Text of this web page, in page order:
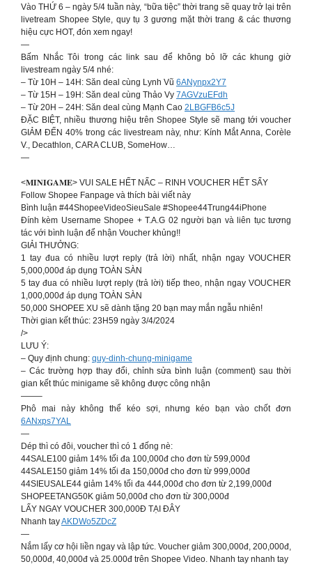
Vào THỨ 6 – ngày 5/4 tuần này, “bữa tiệc” thời trang sẽ quay trở lại trên
livetream Shopee Style, quy tụ 3 gương mặt thời trang & các thương
hiệu cực HOT, đón xem ngay!
—
Bấm Nhắc Tôi trong các link sau để không bỏ lỡ các khung giờ
livestream ngày 5/4 nhé:
– Từ 10H – 14H: Săn deal cùng Lynh Vũ 6ANynpx2Y7
– Từ 15H – 19H: Săn deal cùng Thảo Vy 7AGVzuEFdh
– Từ 20H – 24H: Săn deal cùng Mạnh Cao 2LBGFB6c5J
ĐẶC BIỆT, nhiều thương hiệu trên Shopee Style sẽ mang tới voucher
GIẢM ĐẾN 40% trong các livestream này, như: Kính Mắt Anna, Corèle
V., Decathlon, CARA CLUB, SomeHow…
—
<𝐌𝐈𝐍𝐈𝐆𝐀𝐌𝐄> VUI SALE HẾT NẤC – RINH VOUCHER HẾT SẨY
Follow Shopee Fanpage và thích bài viết này
Bình luận #44ShopeeVideoSieuSale #Shopee44Trung44iPhone
Đính kèm Username Shopee + T.A.G 02 người bạn và liên tục tương
tác với bình luận để nhận Voucher khủng!!
GIẢI THƯỞNG:
1 tay đua có nhiều lượt reply (trả lời) nhất, nhận ngay VOUCHER
5,000,000đ áp dụng TOÀN SÀN
5 tay đua có nhiều lượt reply (trả lời) tiếp theo, nhận ngay VOUCHER
1,000,000đ áp dụng TOÀN SÀN
50,000 SHOPEE XU sẽ dành tặng 20 bạn may mắn ngẫu nhiên!
Thời gian kết thúc: 23H59 ngày 3/4/2024
/>
LƯU Ý:
– Quy định chung: quy-dinh-chung-minigame
– Các trường hợp thay đổi, chỉnh sửa bình luận (comment) sau thời
gian kết thúc minigame sẽ không được công nhận
——–
Phô mai này không thể kéo sợi, nhưng kéo bạn vào chốt đơn
6ANxps7YAL
—
Dép thì có đôi, voucher thì có 1 đống nè:
44SALE100 giảm 14% tối đa 100,000đ cho đơn từ 599,000đ
44SALE150 giảm 14% tối đa 150,000đ cho đơn từ 999,000đ
44SIEUSALE44 giảm 14% tối đa 444,000đ cho đơn từ 2,199,000đ
SHOPEETANG50K giảm 50,000đ cho đơn từ 300,000đ
LẤY NGAY VOUCHER 300,000Đ TẠI ĐÂY
Nhanh tayAKDWo5ZDcZ
—
Nắm lấy cơ hội liền ngay và lập tức. Voucher giảm 300,000đ, 200,000đ,
50,000đ, 40,000đ và 25.000đ trên Shopee Video. Nhanh tay nhanh tay